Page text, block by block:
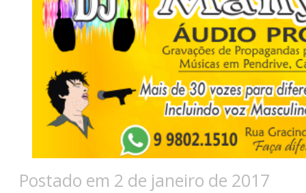
Postado em 2 de janeiro de 2017